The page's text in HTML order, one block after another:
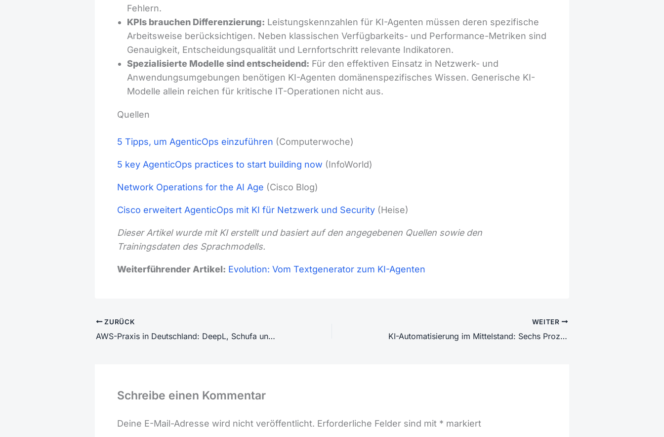
Fehlern.
KPIs brauchen Differenzierung: Leistungskennzahlen für KI-Agenten müssen deren spezifische
Arbeitsweise berücksichtigen. Neben klassischen Verfügbarkeits- und Performance-Metriken sind
Genauigkeit, Entscheidungsqualität und Lernfortschritt relevante Indikatoren.
Spezialisierte Modelle sind entscheidend: Für den effektiven Einsatz in Netzwerk- und
Anwendungsumgebungen benötigen KI-Agenten domänenspezifisches Wissen. Generische KI-
Modelle allein reichen für kritische IT-Operationen nicht aus.
Quellen
5 Tipps, um AgenticOps einzuführen (Computerwoche)
5 key AgenticOps practices to start building now (InfoWorld)
Network Operations for the AI Age (Cisco Blog)
Cisco erweitert AgenticOps mit KI für Netzwerk und Security (Heise)
Dieser Artikel wurde mit KI erstellt und basiert auf den angegebenen Quellen sowie den
Trainingsdaten des Sprachmodells.
Weiterführender Artikel: Evolution: Vom Textgenerator zum KI-Agenten
ZURÜCK
AWS-Praxis in Deutschland: DeepL, Schufa und DKB zeigen Cloud-Strategien
WEITER
KI-Automatisierung im Mittelstand: Sechs Prozesse für den Einstieg
Schreibe einen Kommentar
Deine E-Mail-Adresse wird nicht veröffentlicht. Erforderliche Felder sind mit * markiert